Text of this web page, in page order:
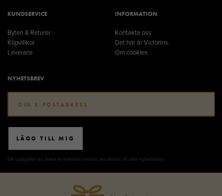
KUNDSERVICE
Byten & Returer
Köpvillkor
Leverans
INFORMATION
Kontakta oss
Det här är Victorins.
Om cookies
NYHETSBREV
LÄGG TILL MIG
De uppgifter du matar in kommer endast användas till våra nyhetsbrev.